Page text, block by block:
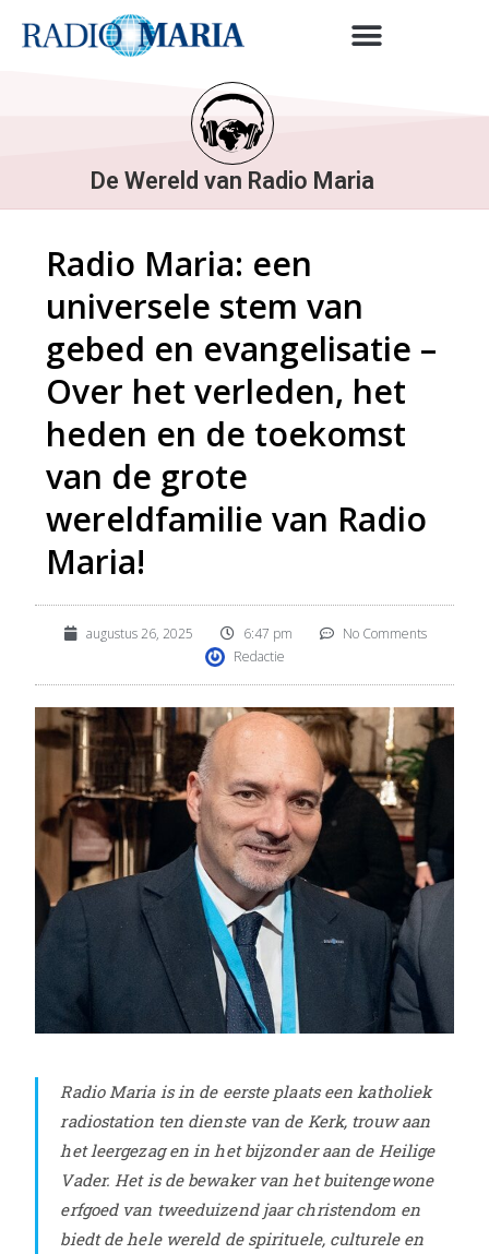
De Wereld van Radio Maria
Radio Maria: een
universele stem van
gebed en evangelisatie –
Over het verleden, het
heden en de toekomst
van de grote
wereldfamilie van Radio
Maria!
augustus 26, 2025 6:47 pm
No Comments
Redactie
Radio Maria is in de eerste plaats een katholiek
radiostation ten dienste van de Kerk, trouw aan
het leergezag en in het bijzonder aan de Heilige
Vader. Het is de bewaker van het buitengewone
erfgoed van tweeduizend jaar christendom en
biedt de hele wereld de spirituele, culturele en